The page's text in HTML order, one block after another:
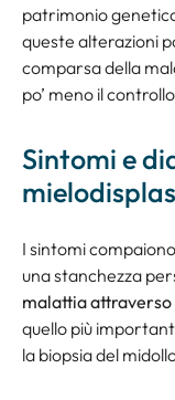
patrimonio
queste alterazioni
comparsa della
po’ meno il
Sintomi e
I sintomi
una stanchezza
malattia attraverso
quello più
la biopsia del